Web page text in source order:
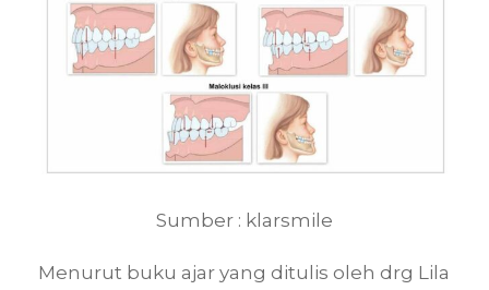
Sumber : klarsmile
Menurut buku ajar yang ditulis oleh drg Lila